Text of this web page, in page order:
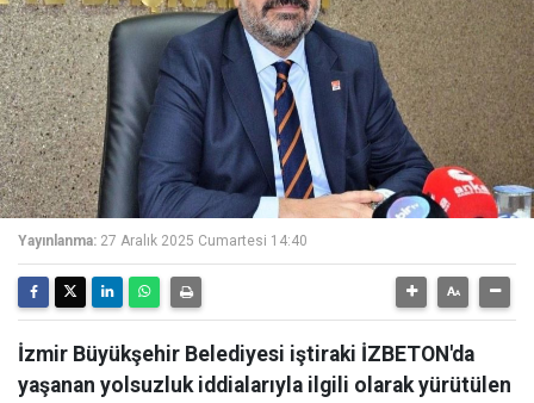
Yayınlanma: 27 Aralık 2025 Cumartesi 14:40
İzmir Büyükşehir Belediyesi iştiraki İZBETON'da
yaşanan yolsuzluk iddialarıyla ilgili olarak yürütülen